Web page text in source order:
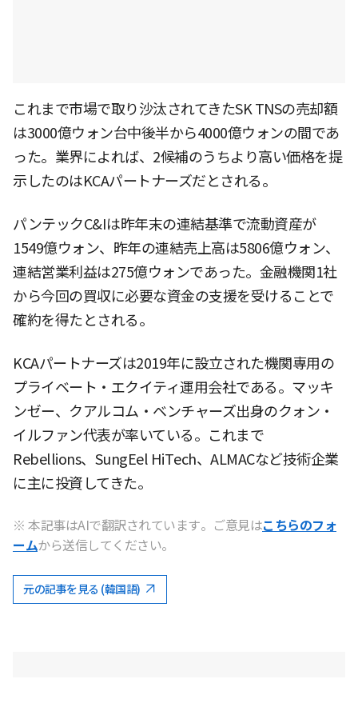
これまで市場で取り沙汰されてきたSK TNSの売却額
は3000億ウォン台中後半から4000億ウォンの間であ
った。業界によれば、2候補のうちより高い価格を提
示したのはKCAパートナーズだとされる。
パンテックC&Iは昨年末の連結基準で流動資産が
1549億ウォン、昨年の連結売上高は5806億ウォン、
連結営業利益は275億ウォンであった。金融機関1社
から今回の買収に必要な資金の支援を受けることで
確約を得たとされる。
KCAパートナーズは2019年に設立された機関専用の
プライベート・エクイティ運用会社である。マッキ
ンゼー、クアルコム・ベンチャーズ出身のクォン・
イルファン代表が率いている。これまで
Rebellions、SungEel HiTech、ALMACなど技術企業
に主に投資してきた。
※ 本記事はAIで翻訳されています。ご意見はこちらのフォ
ームから送信してください。
元の記事を見る (韓国語)